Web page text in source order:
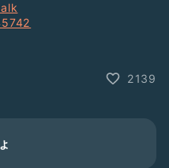
2139